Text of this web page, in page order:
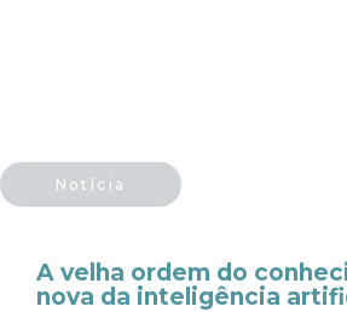
Notícia
A velha ordem do
nova da inteligência